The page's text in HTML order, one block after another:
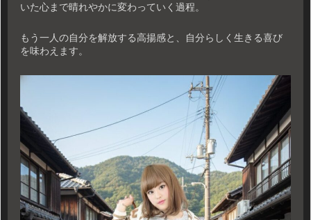
いた心まで晴れやかに変わっていく過程。
もう一人の自分を解放する高揚感と、自分らしく生きる喜び
を味わえます。